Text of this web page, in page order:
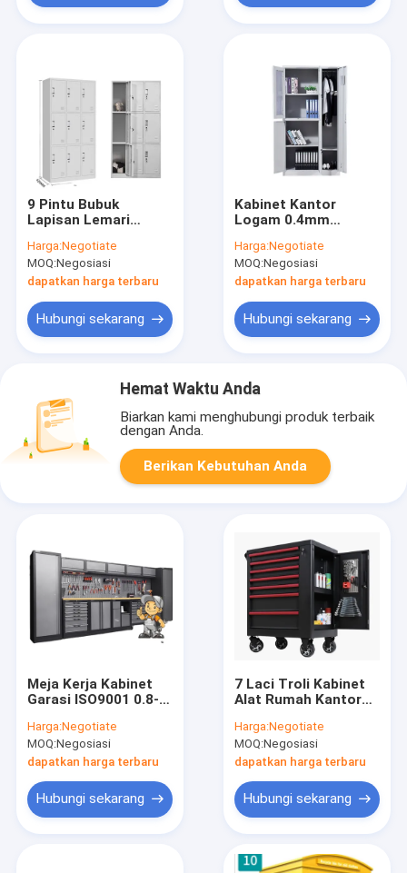
9 Pintu Bubuk
Lapisan Lemari
Logam ISO9001
Harga:Negotiate
MOQ:Negosiasi
dapatkan harga terbaru
Hubungi sekarang
Kabinet Kantor
Logam 0.4mm
Pintu Modern
Harga:Negotiate
MOQ:Negosiasi
dapatkan harga terbaru
Hubungi sekarang
Hemat Waktu Anda
Biarkan kami menghubungi produk terbaik
dengan Anda.
Berikan Kebutuhan Anda
Meja Kerja Kabinet
Garasi ISO9001 0.8-
Harga:Negotiate
MOQ:Negosiasi
dapatkan harga terbaru
Hubungi sekarang
7 Laci Troli Kabinet
Alat Rumah Kantor
Harga:Negotiate
MOQ:Negosiasi
dapatkan harga terbaru
Hubungi sekarang